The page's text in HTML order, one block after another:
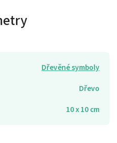
Dřevěné symboly
Dřevo
10 x 10 cm